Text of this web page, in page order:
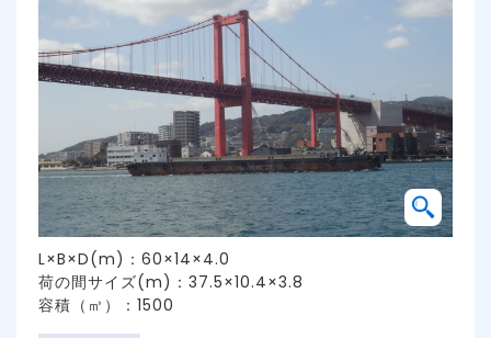
L×B×D(m)：60×14×4.0
荷の間サイズ(m)：37.5×10.4×3.8
容積（㎥）：1500